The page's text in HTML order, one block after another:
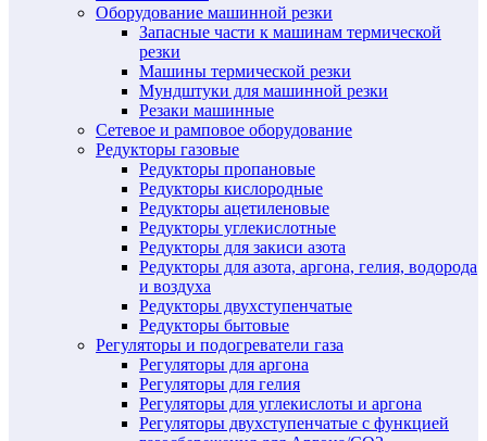
Оборудование машинной резки
Запасные части к машинам термической
резки
Машины термической резки
Мундштуки для машинной резки
Резаки машинные
Сетевое и рамповое оборудование
Редукторы газовые
Редукторы пропановые
Редукторы кислородные
Редукторы ацетиленовые
Редукторы углекислотные
Редукторы для закиси азота
Редукторы для азота, аргона, гелия, водорода
и воздуха
Редукторы двухступенчатые
Редукторы бытовые
Регуляторы и подогреватели газа
Регуляторы для аргона
Регуляторы для гелия
Регуляторы для углекислоты и аргона
Регуляторы двухступенчатые c функцией